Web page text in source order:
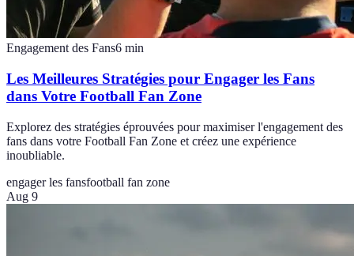
Engagement des Fans6 min
Les Meilleures Stratégies pour Engager les Fans
dans Votre Football Fan Zone
Explorez des stratégies éprouvées pour maximiser l'engagement des
fans dans votre Football Fan Zone et créez une expérience
inoubliable.
engager les fansfootball fan zone
Aug 9